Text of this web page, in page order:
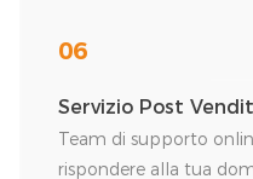
06
Servizio Post
Team di supporto
rispondere alla tua